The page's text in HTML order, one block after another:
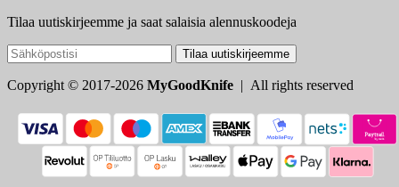
Tilaa uutiskirjeemme ja saat salaisia alennuskoodeja
Tilaa uutiskirjeemme
Copyright © 2017-2026 MyGoodKnife | All rights reserved